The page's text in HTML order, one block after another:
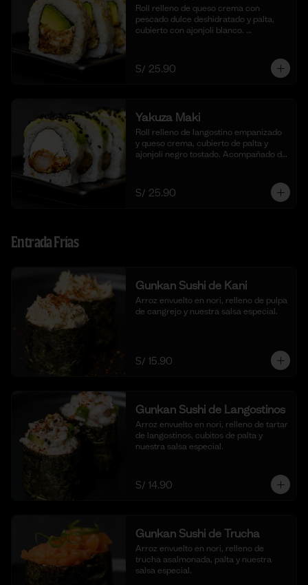
Roll relleno de queso crema con
pescado dulce deshidratado y palta,
cubierto con ajonjolí blanco.
S/ 25.90
Yakuza Maki
Roll relleno de langostino empanizado
y queso crema, cubierto de palta y
ajonjolí negro tostado. Acompañado de
S/ 25.90
Entrada Frías
Gunkan Sushi de Kani
Arroz envuelto en nori, relleno de pulpa
de cangrejo y nuestra salsa especial.
S/ 15.90
Gunkan Sushi de Langostinos
Arroz envuelto en nori, relleno de tartar
de langostinos, cubitos de palta y
nuestra salsa especial.
S/ 14.90
Gunkan Sushi de Trucha
Arroz envuelto en nori, relleno de
trucha asalmonada, palta y nuestra
salsa especial.